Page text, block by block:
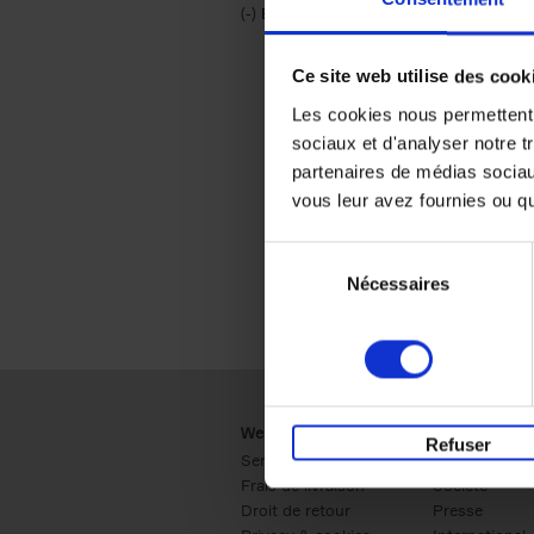
Ce site web utilise des
Les cookies nous
sociaux et d'analyser notre
partenaires de médias
vous leur avez fournies ou
Nécessaires
Refuser
(-) Remove Économie & Management
Économie & Management
Webshop
Service clients
Frais de livraison
Droit de retour
Business
Ventes
Société
Presse